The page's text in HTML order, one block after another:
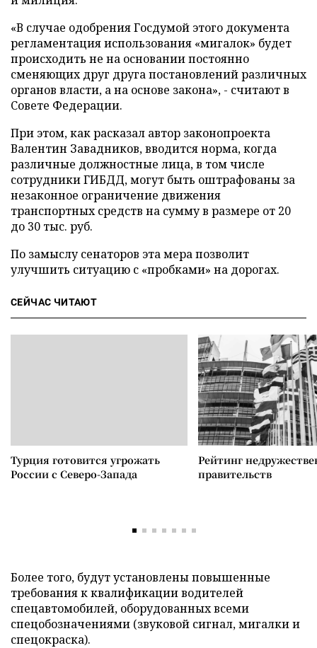
«В случае одобрения Госдумой этого документа
регламентация использования «мигалок» будет
происходить не на основании постоянно
сменяющих друг друга постановлений различных
органов власти, а на основе закона», - считают в
Совете Федерации.
При этом, как расказал автор законопроекта
Валентин Завадников, вводится норма, когда
различные должностные лица, в том числе
сотрудники ГИБДД, могут быть оштрафованы за
незаконное ограничение движения
транспортных средств на сумму в размере от 20
до 30 тыс. руб.
По замыслу сенаторов эта мера позволит
улучшить ситуацию с «пробками» на дорогах.
СЕЙЧАС ЧИТАЮТ
Турция готовится угрожать
России с Северо-Запада
Рейтинг
правительств
Более того, будут установлены повышенные
требования к квалификации водителей
спецавтомобилей, оборудованных всеми
спецобозначениями (звуковой сигнал, мигалки и
спецокраска).